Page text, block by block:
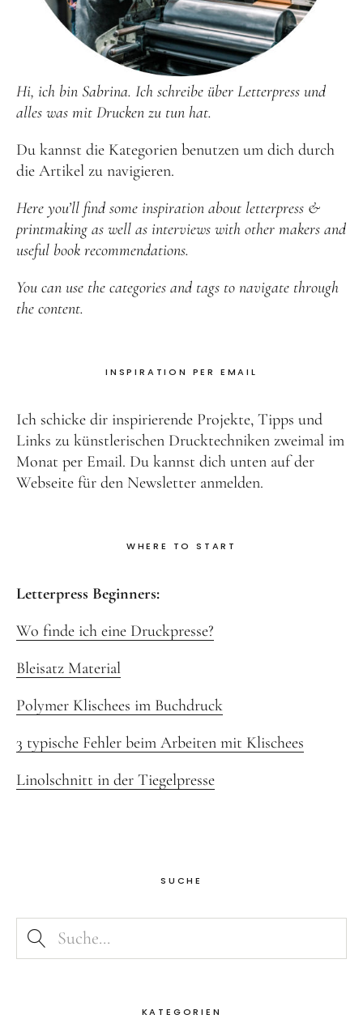
Hi, ich bin Sabrina. Ich schreibe über Letterpress und
alles was mit Drucken zu tun hat.
Du kannst die Kategorien benutzen um dich durch
die Artikel zu navigieren.
Here you’ll find some inspiration about letterpress &
printmaking as well as interviews with other makers and
useful book recommendations.
You can use the categories and tags to navigate through
the content.
INSPIRATION PER EMAIL
Ich schicke dir inspirierende Projekte, Tipps und
Links zu künstlerischen Drucktechniken zweimal im
Monat per Email. Du kannst dich unten auf der
Webseite für den Newsletter anmelden.
WHERE TO START
Letterpress Beginners:
Wo finde ich eine Druckpresse?
Bleisatz Material
Polymer Klischees im Buchdruck
3 typische Fehler beim Arbeiten mit Klischees
Linolschnitt in der Tiegelpresse
SUCHE
KATEGORIEN